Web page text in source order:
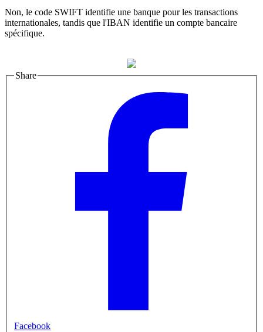
Non, le code SWIFT identifie une banque pour les transactions
internationales, tandis que l'IBAN identifie un compte bancaire
spécifique.
Share
Facebook